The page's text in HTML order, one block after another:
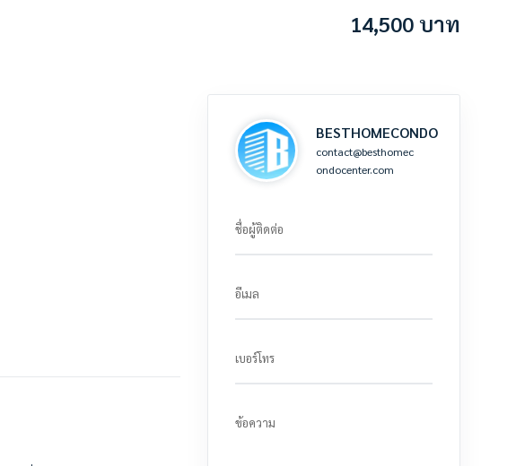
14,500 บาท
BESTHOMECONDO
contact@besthomec
ondocenter.com
ชื่อผู้ติดต่อ
อีเมล
เบอร์โทร
ข้อความ